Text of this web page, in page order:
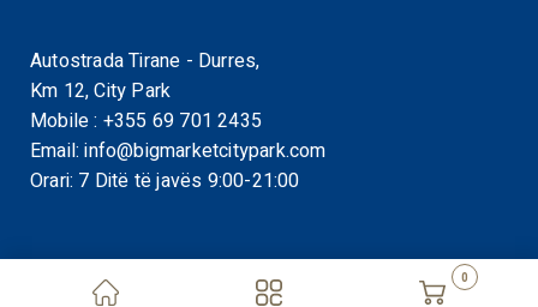
0
Autostrada Tirane - Durres,
Km 12, City Park
Mobile : +355 69 701 2435
Email:info@bigmarketcitypark.com
Orari: 7 Ditë të javës 9:00-21:00